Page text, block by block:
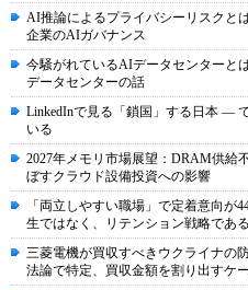
AI推論によるプライバシーリスクと
企業のAIガバナンス
今騒がれているAIデータセンター
データセンターの話
LinkedInで見る「鎖国」する日本 ―
いる
2027年メモリ市場展望：DRAM供給
ぼすクラウド設備投資への影響
「両立しやすい職場」で定着意向が
生ではなく、リテンション戦略である
三菱電機が買収すべきウクライナの
法論で特定、買収金額を割り出すケ